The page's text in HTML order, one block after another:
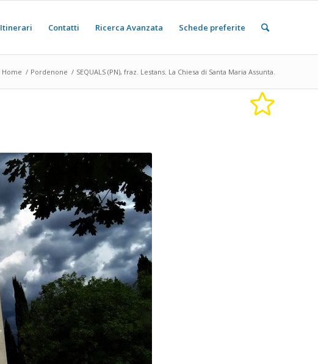
Itinerari Contatti Ricerca Avanzata Schede preferite
Home / Pordenone / SEQUALS (PN), fraz. Lestans. La Chiesa di Santa Maria Assunta.